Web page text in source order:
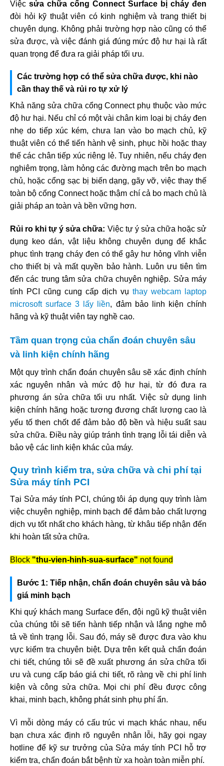
Việc sửa chữa cổng Connect Surface bị cháy đen
đòi hỏi kỹ thuật viên có kinh nghiệm và trang thiết bị
chuyên dụng. Không phải trường hợp nào cũng có thể
sửa được, và việc đánh giá đúng mức độ hư hại là rất
quan trọng để đưa ra giải pháp tối ưu.
Các trường hợp có thể sửa chữa được, khi nào
cần thay thế và rủi ro tự xử lý
Khả năng sửa chữa cổng Connect phụ thuộc vào mức
độ hư hại. Nếu chỉ có một vài chân kim loại bị cháy đen
nhẹ do tiếp xúc kém, chưa lan vào bo mạch chủ, kỹ
thuật viên có thể tiến hành vệ sinh, phục hồi hoặc thay
thế các chân tiếp xúc riêng lẻ. Tuy nhiên, nếu cháy đen
nghiêm trọng, làm hỏng các đường mạch trên bo mạch
chủ, hoặc cổng sạc bị biến dạng, gãy vỡ, việc thay thế
toàn bộ cổng Connect hoặc thậm chí cả bo mạch chủ là
giải pháp an toàn và bền vững hơn.
Rủi ro khi tự ý sửa chữa: Việc tự ý sửa chữa hoặc sử
dụng keo dán, vật liệu không chuyên dụng để khắc
phục tình trạng cháy đen có thể gây hư hỏng vĩnh viễn
cho thiết bị và mất quyền bảo hành. Luôn ưu tiên tìm
đến các trung tâm sửa chữa chuyên nghiệp. Sửa máy
tính PCI cũng cung cấp dịch vụ thay webcam laptop
microsoft surface 3 lấy liền, đảm bảo linh kiện chính
hãng và kỹ thuật viên tay nghề cao.
Tầm quan trọng của chẩn đoán chuyên sâu
và linh kiện chính hãng
Một quy trình chẩn đoán chuyên sâu sẽ xác định chính
xác nguyên nhân và mức độ hư hại, từ đó đưa ra
phương án sửa chữa tối ưu nhất. Việc sử dụng linh
kiện chính hãng hoặc tương đương chất lượng cao là
yếu tố then chốt để đảm bảo độ bền và hiệu suất sau
sửa chữa. Điều này giúp tránh tình trạng lỗi tái diễn và
bảo vệ các linh kiện khác của máy.
Quy trình kiểm tra, sửa chữa và chi phí tại
Sửa máy tính PCI
Tại Sửa máy tính PCI, chúng tôi áp dụng quy trình làm
việc chuyên nghiệp, minh bạch để đảm bảo chất lượng
dịch vụ tốt nhất cho khách hàng, từ khâu tiếp nhận đến
khi hoàn tất sửa chữa.
Block "thu-vien-hinh-sua-surface" not found
Bước 1: Tiếp nhận, chẩn đoán chuyên sâu và báo
giá minh bạch
Khi quý khách mang Surface đến, đội ngũ kỹ thuật viên
của chúng tôi sẽ tiến hành tiếp nhận và lắng nghe mô
tả về tình trạng lỗi. Sau đó, máy sẽ được đưa vào khu
vực kiểm tra chuyên biệt. Dựa trên kết quả chẩn đoán
chi tiết, chúng tôi sẽ đề xuất phương án sửa chữa tối
ưu và cung cấp báo giá chi tiết, rõ ràng về chi phí linh
kiện và công sửa chữa. Mọi chi phí đều được công
khai, minh bạch, không phát sinh phụ phí ẩn.
Vì mỗi dòng máy có cấu trúc vi mạch khác nhau, nếu
bạn chưa xác định rõ nguyên nhân lỗi, hãy gọi ngay
hotline để kỹ sư trưởng của Sửa máy tính PCI hỗ trợ
kiểm tra, chẩn đoán bắt bệnh từ xa hoàn toàn miễn phí.